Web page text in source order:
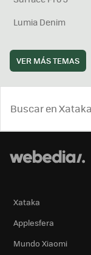
Lumia Denim
VER MÁS TEMAS
Xataka
Applesfera
Mundo Xiaomi